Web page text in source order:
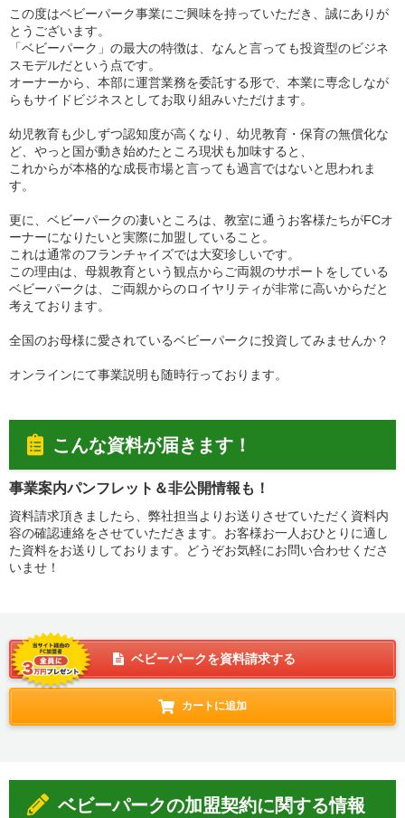
この度はベビーパーク事業にご興味を持っていただき、誠にありが
とうございます。
「ベビーパーク」の最大の特徴は、なんと言っても投資型のビジネ
スモデルだという点です。
オーナーから、本部に運営業務を委託する形で、本業に専念しなが
らもサイドビジネスとしてお取り組みいただけます。
幼児教育も少しずつ認知度が高くなり、幼児教育・保育の無償化な
ど、やっと国が動き始めたところ現状も加味すると、
これからが本格的な成長市場と言っても過言ではないと思われま
す。
更に、ベビーパークの凄いところは、教室に通うお客様たちがFCオ
ーナーになりたいと実際に加盟していること。
これは通常のフランチャイズでは大変珍しいです。
この理由は、母親教育という観点からご両親のサポートをしている
ベビーパークは、ご両親からのロイヤリティが非常に高いからだと
考えております。
全国のお母様に愛されているベビーパークに投資してみませんか？
オンラインにて事業説明も随時行っております。
こんな資料が届きます！
事業案内パンフレット＆非公開情報も！
資料請求頂きましたら、弊社担当よりお送りさせていただく資料内
容の確認連絡をさせていただきます。お客様お一人おひとりに適し
た資料をお送りしております。どうぞお気軽にお問い合わせくださ
いませ！
ベビーパークを資料請求する
カートに追加
ベビーパークの加盟契約に関する情報